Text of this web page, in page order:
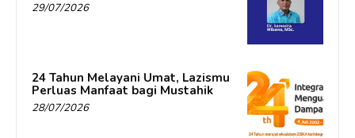
29/07/2026
24 Tahun Melayani Umat, Lazismu
Perluas Manfaat bagi Mustahik
28/07/2026